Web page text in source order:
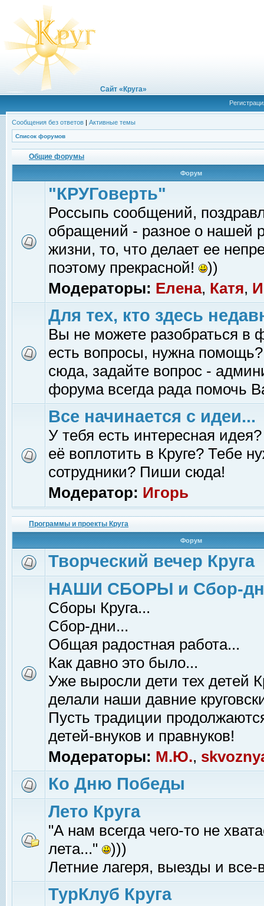
Сайт «Круга»
Сообщения без ответов | Активные темы
Список форумов
Общие форумы
Форум
"КРУГоверть"
Россыпь сообщений,
обращений - разное о нашей
жизни, то, что делает ее
поэтому прекрасной!
))
Модераторы: Елена, Катя,
Для тех, кто здесь
Вы не можете разобраться в
есть вопросы, нужна помощь?
сюда, задайте вопрос -
форума всегда рада помочь
Все начинается с идеи...
У тебя есть интересная
её воплотить в Круге? Тебе
сотрудники? Пиши сюда!
Модератор: Игорь
Программы и проекты Круга
Форум
Творческий вечер Круга
НАШИ СБОРЫ и Сбор-
Сборы Круга...
Сбор-дни...
Общая радостная работа...
Как давно это было...
Уже выросли дети тех детей
делали наши давние
Пусть традиции
детей-внуков и правнуков!
Модераторы: М.Ю.,
Ко Дню Победы
Лето Круга
"А нам всегда чего-то не
лета..."
)))
Летние лагеря, выезды и все-
ТурКлуб Круга